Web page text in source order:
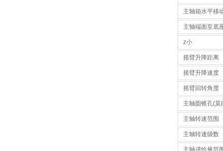
主轴箱水平移
主轴端面至
z小
摇臂升降距离
摇臂升降速度
摇臂回转角度
主轴圆锥孔(莫
主轴转速范围
主轴转速级数
主轴进给量范